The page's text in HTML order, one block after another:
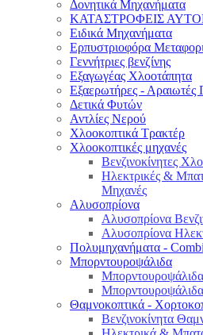
Δονητικά Μηχανήματα
ΚΑΤΑΣΤΡΟΦΕΙΣ
Ειδικά Μηχανήματα
Eρπυστριοφόρα
Γεννήτριες βενζίνης
Εξαγωγέας Χλοοτάπητα
Εξαερωτήρες - Αραιωτές
Δετικά Φυτών
Αντλίες Νερού
Χλοοκοπτικά Τρακτέρ
Χλοοκοπτικές μηχανές
Βενζινοκίνητες
Ηλεκτρικές &
Μηχανές
Αλυσοπρίονα
Αλυσοπρίονα
Αλυσοπρίονα
Πολυμηχανήματα - Combi
Μπορντουροψάλιδα
Θαμνοκοπτικά -
Βενζινοκίνητα